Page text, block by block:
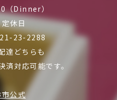
（Dinner）
休日
23-2288
達どちらも
済対応可能です。
市公式